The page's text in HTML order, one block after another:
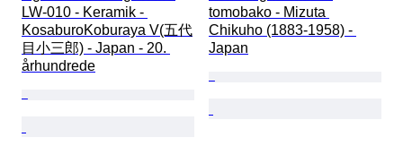
LW-010 - Keramik -
KosaburoKoburaya V(五代
目小三郎) - Japan - 20.
århundrede
tomobako - Mizuta
Chikuho (1883-1958) -
Japan